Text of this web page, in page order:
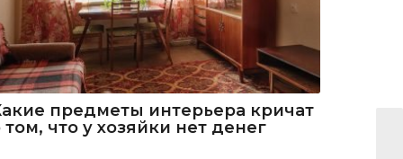
предметы интерьера кричат
том, что у хозяйки нет денег